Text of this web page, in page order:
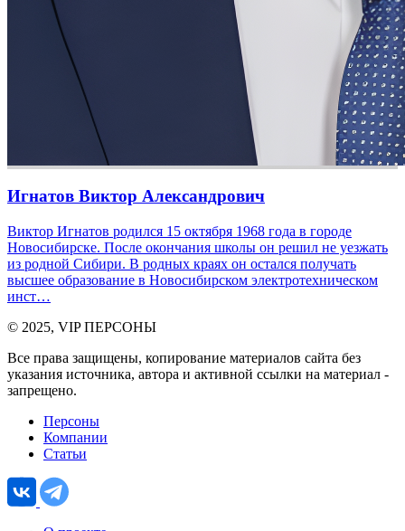
Игнатов Виктор Александрович
Виктор Игнатов родился 15 октября 1968 года в городе
Новосибирске. После окончания школы он решил не уезжать
из родной Сибири. В родных краях он остался получать
высшее образование в Новосибирском электротехническом
инст…
© 2025, VIP ПЕРСОНЫ
Все права защищены, копирование материалов сайта без
указания источника, автора и активной ссылки на материал -
запрещено.
Персоны
Компании
Статьи